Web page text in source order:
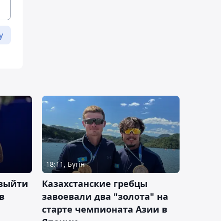
18:11, Бүгін
Казахстанские гребцы
завоевали два "золота" на
старте чемпионата Азии в